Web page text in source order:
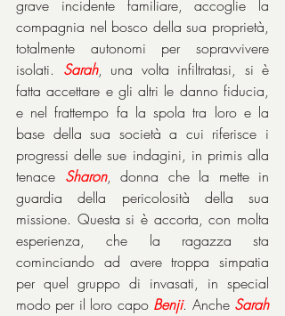
grave incidente familiare, accoglie la
compagnia nel bosco della sua proprietà,
totalmente autonomi per sopravvivere
isolati. Sarah, una volta infiltratasi, si è
fatta accettare e gli altri le danno fiducia,
e nel frattempo fa la spola tra loro e la
base della sua società a cui riferisce i
progressi delle sue indagini, in primis alla
tenace Sharon, donna che la mette in
guardia della pericolosità della sua
missione. Questa si è accorta, con molta
esperienza, che la ragazza sta
cominciando ad avere troppa simpatia
per quel gruppo di invasati, in special
modo per il loro capo Benji. Anche Sarah